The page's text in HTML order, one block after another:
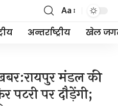
Font
Resizer
Aa
अन्तर्राष्ट्रीय खेल
मंडल की
पटरी पर दौड़ेंगी;